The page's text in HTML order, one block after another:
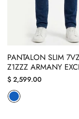
PANTALON SLIM 7VZJ13
Z1ZZZ ARMANY
Precio
regular
$ 2,599.00